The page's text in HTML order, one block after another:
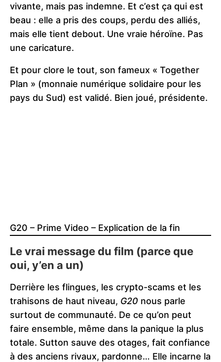
vivante, mais pas indemne. Et c’est ça qui est
beau : elle a pris des coups, perdu des alliés,
mais elle tient debout. Une vraie héroïne. Pas
une caricature.
Et pour clore le tout, son fameux « Together
Plan » (monnaie numérique solidaire pour les
pays du Sud) est validé. Bien joué, présidente.
G20 – Prime Video – Explication de la fin
Le vrai message du film (parce que
oui, y’en a un)
Derrière les flingues, les crypto-scams et les
trahisons de haut niveau, G20 nous parle
surtout de communauté. De ce qu’on peut
faire ensemble, même dans la panique la plus
totale. Sutton sauve des otages, fait confiance
à des anciens rivaux, pardonne… Elle incarne la